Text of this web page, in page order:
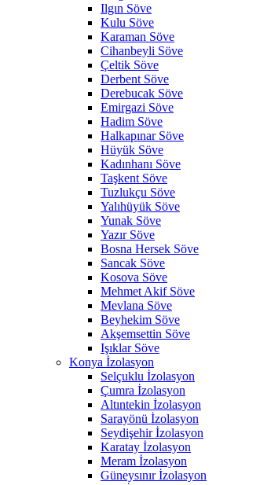
Ilgın Söve
Kulu Söve
Karaman Söve
Cihanbeyli Söve
Çeltik Söve
Derbent Söve
Derebucak Söve
Emirgazi Söve
Hadim Söve
Halkapınar Söve
Hüyük Söve
Kadınhanı Söve
Taşkent Söve
Tuzlukçu Söve
Yalıhüyük Söve
Yunak Söve
Yazır Söve
Bosna Hersek Söve
Sancak Söve
Kosova Söve
Mehmet Akif Söve
Mevlana Söve
Beyhekim Söve
Akşemsettin Söve
Işıklar Söve
Konya İzolasyon
Selçuklu İzolasyon
Çumra İzolasyon
Altıntekin İzolasyon
Sarayönü İzolasyon
Seydişehir İzolasyon
Karatay İzolasyon
Meram İzolasyon
Güneysınır İzolasyon